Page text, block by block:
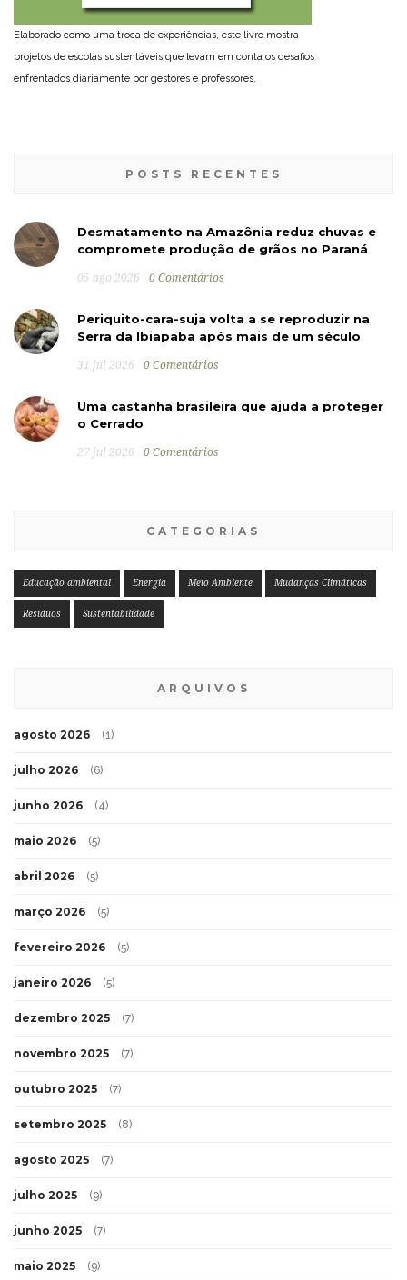
Elaborado como uma troca de experiências, este livro mostra
projetos de escolas sustentáveis que levam em conta os desafios
enfrentados diariamente por gestores e professores.
POSTS RECENTES
Desmatamento na Amazônia reduz chuvas e
compromete produção de grãos no Paraná
05 ago 2026 0 Comentários
Periquito-cara-suja volta a se reproduzir na
Serra da Ibiapaba após mais de um século
31 jul 2026 0 Comentários
Uma castanha brasileira que ajuda a proteger
o Cerrado
27 jul 2026 0 Comentários
CATEGORIAS
Educação ambiental Energia Meio Ambiente Mudanças Climáticas
Resíduos Sustentabilidade
ARQUIVOS
agosto 2026 (1)
julho 2026 (6)
junho 2026 (4)
maio 2026 (5)
abril 2026 (5)
março 2026 (5)
fevereiro 2026 (5)
janeiro 2026 (5)
dezembro 2025 (7)
novembro 2025 (7)
outubro 2025 (7)
setembro 2025 (8)
agosto 2025 (7)
julho 2025 (9)
junho 2025 (7)
maio 2025 (9)